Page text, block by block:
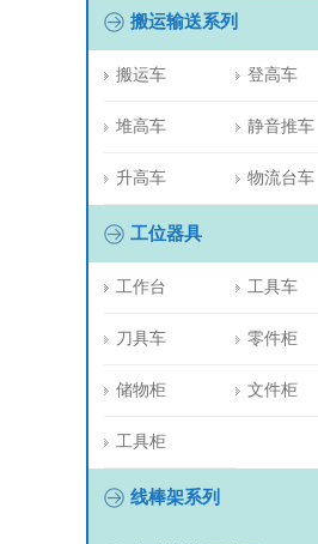
搬运输送系列
搬运车 登高车
堆高车 静音推车
升高车 物流台车
工位器具
工作台 工具车
刀具车 零件柜
储物柜 文件柜
工具柜
线棒架系列